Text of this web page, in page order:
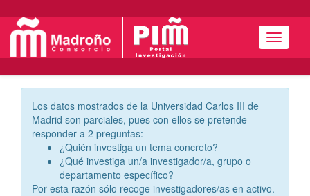
Menú
Los datos mostrados de la Universidad Carlos III de
Madrid son parciales, pues con ellos se pretende
responder a 2 preguntas:
¿Quién investiga un tema concreto?
¿Qué investiga un/a investigador/a, grupo o
departamento específico?
Por esta razón sólo recoge investigadores/as en activo.